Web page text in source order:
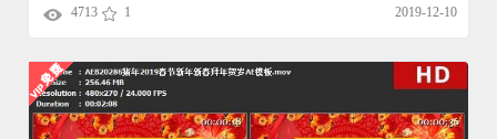
4713 1 2019-12-10